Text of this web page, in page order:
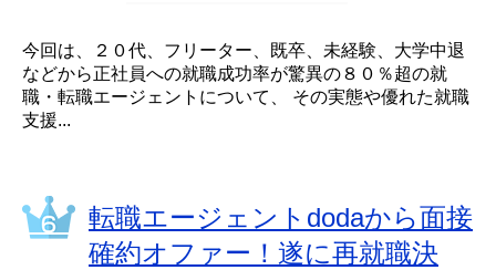
今回は、２０代、フリーター、既卒、未経験、大学中退
などから正社員への就職成功率が驚異の８０％超の就
職・転職エージェントについて、 その実態や優れた就職
支援...
転職エージェントdodaから面接
確約オファー！遂に再就職決